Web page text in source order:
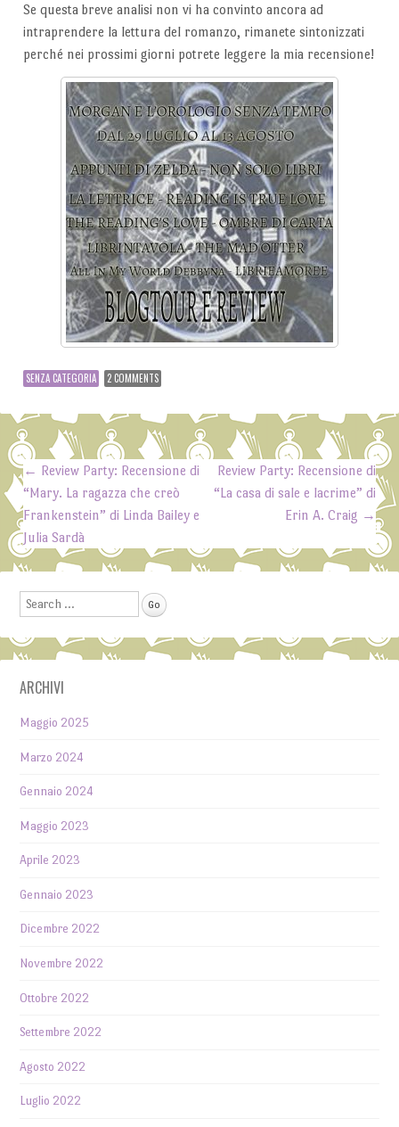
Se questa breve analisi non vi ha convinto ancora ad
intraprendere la lettura del romanzo, rimanete sintonizzati
perché nei prossimi giorni potrete leggere la mia recensione!
SENZA CATEGORIA 2 COMMENTS
Post navigation
← Review Party: Recensione di
“Mary. La ragazza che creò
Frankenstein” di Linda Bailey e
Julia Sardà
Review Party: Recensione di
“La casa di sale e lacrime” di
Erin A. Craig →
Search
ARCHIVI
Maggio 2025
Marzo 2024
Gennaio 2024
Maggio 2023
Aprile 2023
Gennaio 2023
Dicembre 2022
Novembre 2022
Ottobre 2022
Settembre 2022
Agosto 2022
Luglio 2022